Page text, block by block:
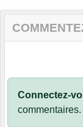
Connectez-
commentaires.